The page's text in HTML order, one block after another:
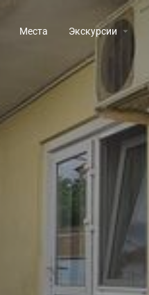
Места Экскурсии